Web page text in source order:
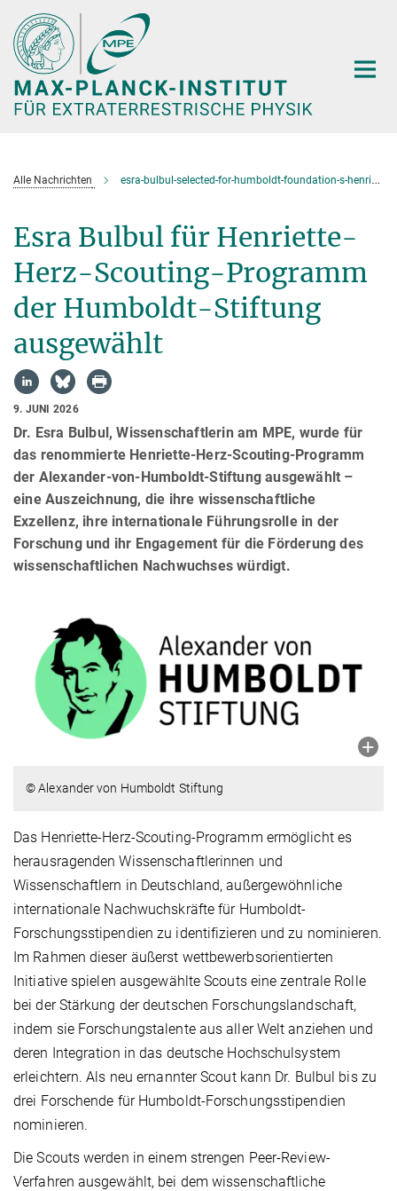
Hauptinhalt
Alle Nachrichten esra-bulbul-selected-for-humboldt-foundation-s-henriette-herz-scouting-program
Esra Bulbul für Henriette-
Herz-Scouting-Programm
der Humboldt-Stiftung
ausgewählt
9. JUNI 2026
Dr. Esra Bulbul, Wissenschaftlerin am MPE, wurde für
das renommierte Henriette-Herz-Scouting-Programm
der Alexander-von-Humboldt-Stiftung ausgewählt –
eine Auszeichnung, die ihre wissenschaftliche
Exzellenz, ihre internationale Führungsrolle in der
Forschung und ihr Engagement für die Förderung des
wissenschaftlichen Nachwuchses würdigt.
© Alexander von Humboldt Stiftung
Das Henriette-Herz-Scouting-Programm ermöglicht es
herausragenden Wissenschaftlerinnen und
Wissenschaftlern in Deutschland, außergewöhnliche
internationale Nachwuchskräfte für Humboldt-
Forschungsstipendien zu identifizieren und zu nominieren.
Im Rahmen dieser äußerst wettbewerbsorientierten
Initiative spielen ausgewählte Scouts eine zentrale Rolle
bei der Stärkung der deutschen Forschungslandschaft,
indem sie Forschungstalente aus aller Welt anziehen und
deren Integration in das deutsche Hochschulsystem
erleichtern. Als neu ernannter Scout kann Dr. Bulbul bis zu
drei Forschende für Humboldt-Forschungsstipendien
nominieren.
Die Scouts werden in einem strengen Peer-Review-
Verfahren ausgewählt, bei dem wissenschaftliche